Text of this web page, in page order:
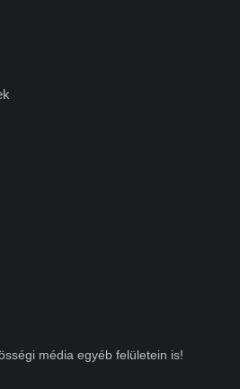
média egyéb felületein is!